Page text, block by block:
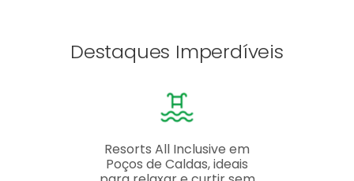
Destaques Imperdíveis
Resorts All Inclusive em
Poços de Caldas, ideais